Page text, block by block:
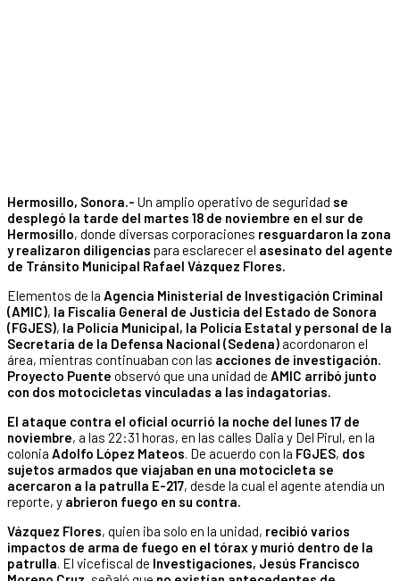
Hermosillo, Sonora.- Un amplio operativo de seguridad se
desplegó la tarde del martes 18 de noviembre en el sur de
Hermosillo, donde diversas corporaciones resguardaron la zona
y realizaron diligencias para esclarecer el asesinato del agente
de Tránsito Municipal Rafael Vázquez Flores.
Elementos de la Agencia Ministerial de Investigación Criminal
(AMIC), la Fiscalía General de Justicia del Estado de Sonora
(FGJES), la Policía Municipal, la Policía Estatal y personal de la
Secretaría de la Defensa Nacional (Sedena) acordonaron el
área, mientras continuaban con las acciones de investigación.
Proyecto Puente observó que una unidad de AMIC arribó junto
con dos motocicletas vinculadas a las indagatorias.
El ataque contra el oficial ocurrió la noche del lunes 17 de
noviembre, a las 22:31 horas, en las calles Dalia y Del Pirul, en la
colonia Adolfo López Mateos. De acuerdo con la FGJES, dos
sujetos armados que viajaban en una motocicleta se
acercaron a la patrulla E-217, desde la cual el agente atendía un
reporte, y abrieron fuego en su contra.
Vázquez Flores, quien iba solo en la unidad, recibió varios
impactos de arma de fuego en el tórax y murió dentro de la
patrulla. El vicefiscal de Investigaciones, Jesús Francisco